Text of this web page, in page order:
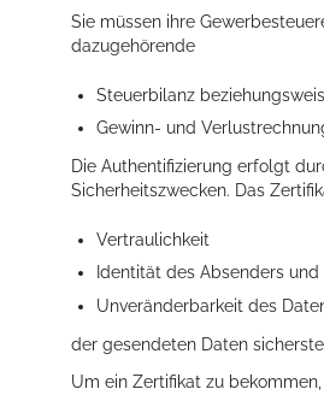
Die Stadthalle Hockenheim bietet
mehr dazu...
Sie müssen ihre
dazugehörende
Steuerbilanz
Gewinn- und
Die Authentifizierung erfolgt
Sicherheitszwecken. Das
Vertraulichkeit
Identität des Absenders und
Unveränderbarkeit des
der gesendeten Daten
Um ein Zertifikat zu